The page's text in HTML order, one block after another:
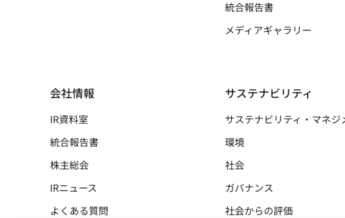
統合報告書
メディアギャラリー
会社情報
IR資料室
統合報告書
株主総会
IRニュース
よくある質問
サステナビリティ
サステナビリティ・マネジ
環境
社会
ガバナンス
社会からの評価